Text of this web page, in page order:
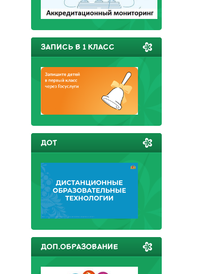
ЗАПИСЬ В 1 КЛАСС
ДОТ
ДОП.ОБРАЗОВАНИЕ